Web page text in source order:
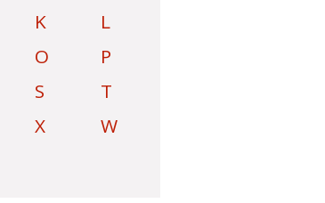
K
L
O
P
S
T
X
W